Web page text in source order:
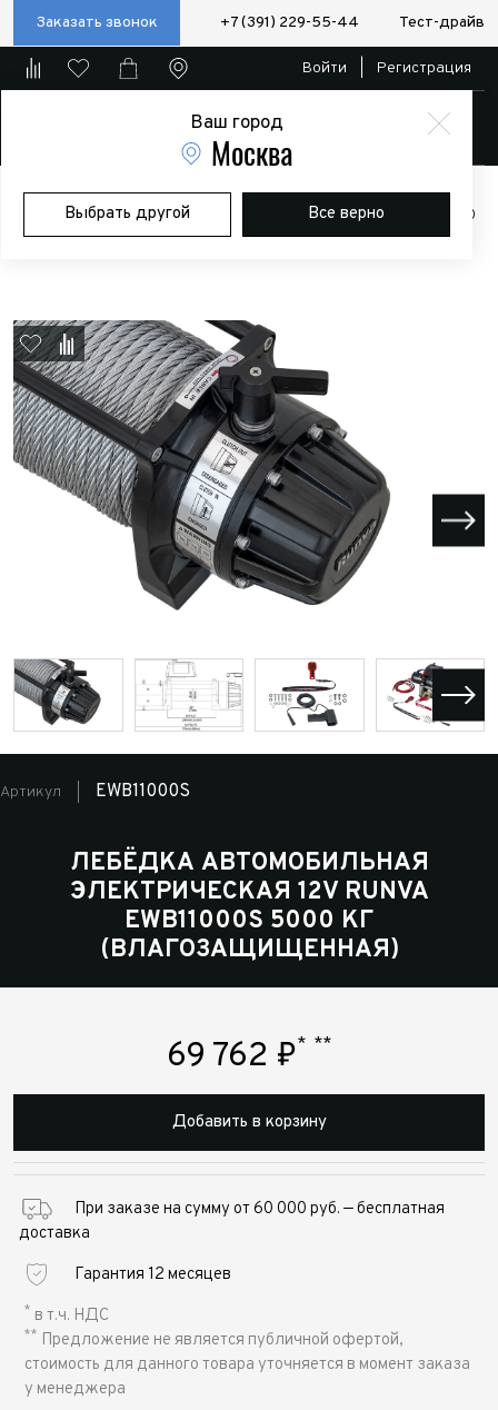
Заказать звонок +7 (391) 229-55-44 Тест-драйв
Ваш город
Москва
Выбрать другой Все верно
Войти Регистрация
Главная Магазин Дополнительное оборудование
Лебедки
Лебёдка автомобильная электрическая 12V Runva EWB11000S 5000
кг (влагозащищенная)
Артикул EWB11000S
ЛЕБЁДКА АВТОМОБИЛЬНАЯ
ЭЛЕКТРИЧЕСКАЯ 12V RUNVA
EWB11000S 5000 КГ
(ВЛАГОЗАЩИЩЕННАЯ)
69 762 ₽* **
Добавить в корзину
При заказе на сумму от 60 000 руб. — бесплатная
доставка
Гарантия 12 месяцев
* в т.ч. НДС
** Предложение не является публичной офертой,
стоимость для данного товара уточняется в момент заказа
у менеджера